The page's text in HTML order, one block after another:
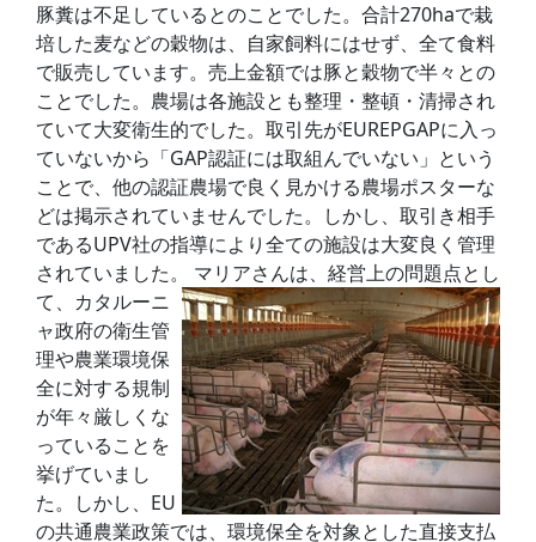
豚糞は不足しているとのことでした。合計270haで栽
培した麦などの穀物は、自家飼料にはせず、全て食料
で販売しています。売上金額では豚と穀物で半々との
ことでした。農場は各施設とも整理・整頓・清掃され
ていて大変衛生的でした。取引先がEUREPGAPに入っ
ていないから「GAP認証には取組んでいない」という
ことで、他の認証農場で良く見かける農場ポスターな
どは掲示されていませんでした。しかし、取引き相手
であるUPV社の指導により全ての施設は大変良く管理
されていました。
マリアさんは、経営上の問題点とし
て、カタルーニ
ャ政府の衛生管
理や農業環境保
全に対する規制
が年々厳しくな
っていることを
挙げていまし
た。しかし、EU
の共通農業政策では、環境保全を対象とした直接支払